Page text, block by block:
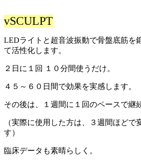
vSCULPT
LEDライトと超音波振動で骨盤底筋を
て活性化します。
２日に１回 １０分間使うだけ。
４５～６０日間で効果を実感します。
その後は、１週間に１回のペースで継
（実際に使用した方は、３週間ほどで
す）
臨床データも素晴らしく。